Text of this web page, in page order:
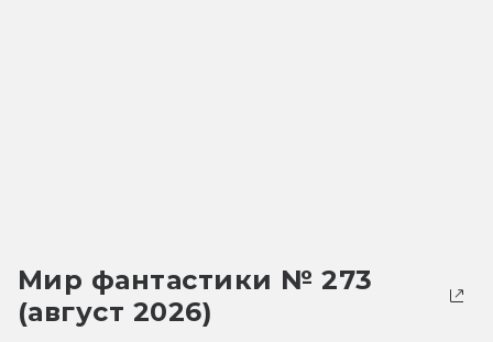
Мир фантастики № 273
(август 2026)